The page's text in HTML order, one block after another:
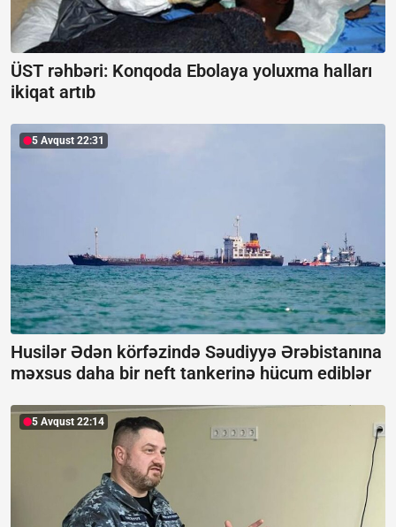
ÜST rəhbəri: Konqoda Ebolaya yoluxma halları
ikiqat artıb
5 Avqust 22:31
Husilər Ədən körfəzində Səudiyyə Ərəbistanına
məxsus daha bir neft tankerinə hücum ediblər
5 Avqust 22:14